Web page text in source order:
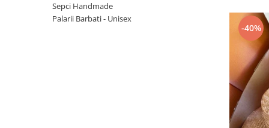
Sepci Handmade
Palarii Barbati - Unisex
-40%